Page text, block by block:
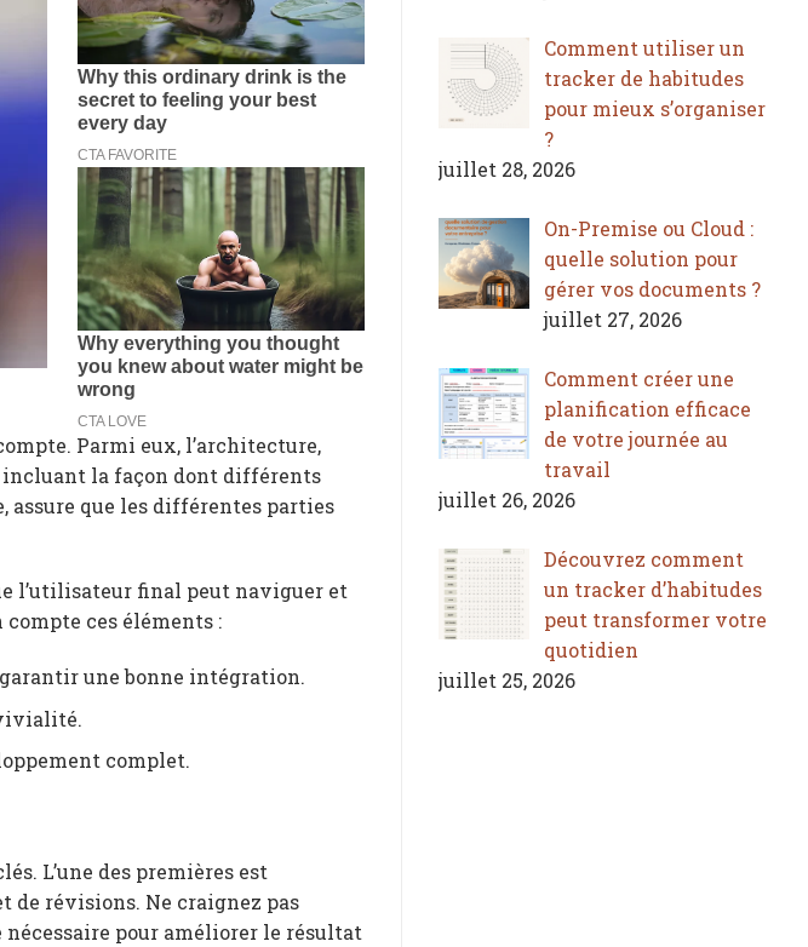
Parmi eux, l’architecture,
incluant la façon dont différents
assure que les différentes parties
l’utilisateur final peut naviguer et
ces éléments :
une bonne intégration.
complet.
L’une des premières est
de révisions. Ne craignez pas
nécessaire pour améliorer le résultat
Comment utiliser un
tracker de habitudes
pour mieux s’organiser
?
juillet 28, 2026
On-Premise ou Cloud :
quelle solution pour
gérer vos documents ?
juillet 27, 2026
Comment créer une
planification efficace
de votre journée au
travail
juillet 26, 2026
Découvrez comment
un tracker d’habitudes
peut transformer votre
quotidien
juillet 25, 2026